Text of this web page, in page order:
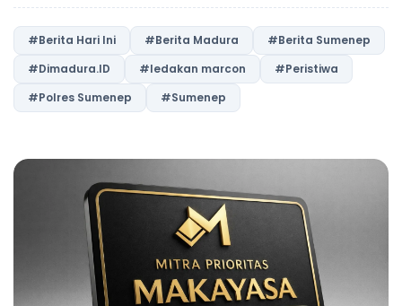
#Berita Hari Ini #Berita Madura
#Berita Sumenep
#Dimadura.ID
#ledakan marcon
#Peristiwa
#Polres Sumenep
#Sumenep